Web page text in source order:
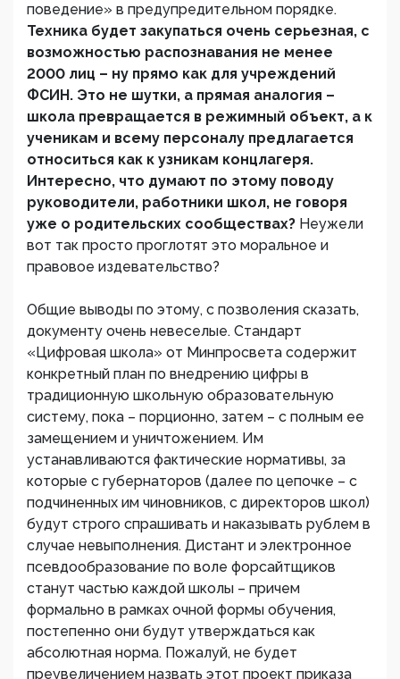
поведение» в предупредительном порядке.
Техника будет закупаться очень серьезная, с
возможностью распознавания не менее
2000 лиц – ну прямо как для учреждений
ФСИН. Это не шутки, а прямая аналогия –
школа превращается в режимный объект, а к
ученикам и всему персоналу предлагается
относиться как к узникам концлагеря.
Интересно, что думают по этому поводу
руководители, работники школ, не говоря
уже о родительских сообществах? Неужели
вот так просто проглотят это моральное и
правовое издевательство?
Общие выводы по этому, с позволения сказать,
документу очень невеселые. Стандарт
«Цифровая школа» от Минпросвета содержит
конкретный план по внедрению цифры в
традиционную школьную образовательную
систему, пока – порционно, затем – с полным ее
замещением и уничтожением. Им
устанавливаются фактические нормативы, за
которые с губернаторов (далее по цепочке – с
подчиненных им чиновников, с директоров школ)
будут строго спрашивать и наказывать рублем в
случае невыполнения. Дистант и электронное
псевдообразование по воле форсайтщиков
станут частью каждой школы – причем
формально в рамках очной формы обучения,
постепенно они будут утверждаться как
абсолютная норма. Пожалуй, не будет
преувеличением назвать этот проект приказа